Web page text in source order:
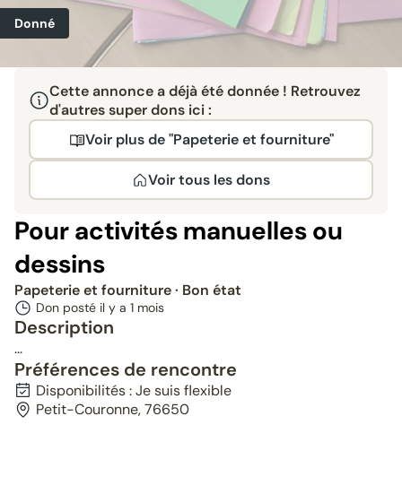
Donné
Cette annonce a déjà été donnée ! Retrouvez
d'autres super dons ici :
Voir plus de "Papeterie et fourniture"
Voir tous les dons
Pour activités manuelles ou
dessins
Papeterie et fourniture· Bon état
Don posté il y a 1 mois
Description
...
Préférences de rencontre
Disponibilités : Je suis flexible
Petit-Couronne, 76650